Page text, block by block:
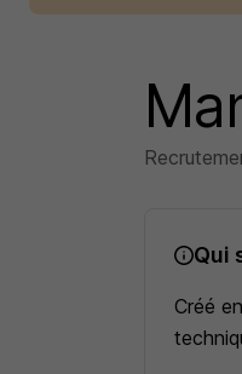
Qui
Créé